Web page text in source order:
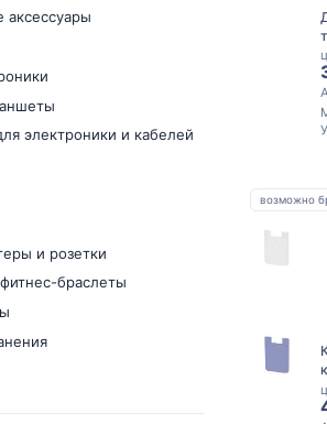
электроники и кабелей
и розетки
браслеты
возможно